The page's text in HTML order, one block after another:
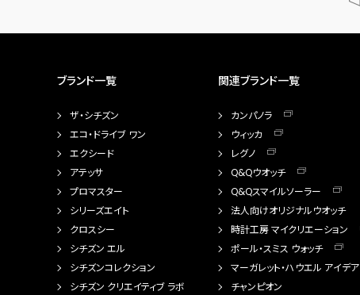
ブランド一覧
ザ・シチズン
エコ・ドライブ ワン
エクシード
アテッサ
プロマスター
シリーズエイト
クロスシー
シチズン エル
シチズンコレクション
シチズン クリエイティブ ラボ
関連ブランド一覧
カンパノラ
ウィッカ
レグノ
Q&Qウオッチ
Q&Qスマイルソーラー
法人向けオリジナルウオッチ
時計工房 マイクリエーション
ポール・スミス ウォッチ
マーガレット・ハウエル アイデア
チャンピオン